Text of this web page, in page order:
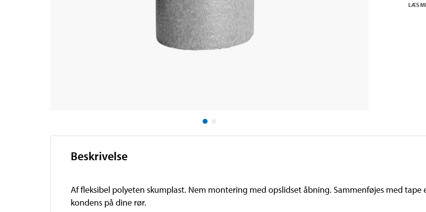
LÆS
Beskrivelse
Af fleksibel polyeten skumplast. Nem montering med opslidset åbning. Sammenføjes med tape
kondens på dine rør.